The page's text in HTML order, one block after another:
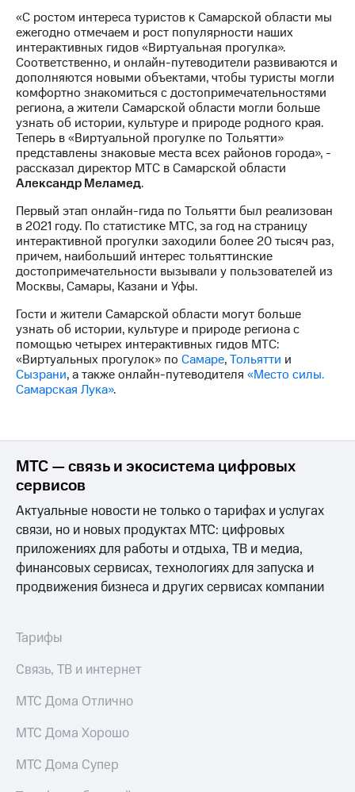
Описание
Программа
приобретения
Порядок
выкупа
акций
Дивиденды
Рынок
облигаций
Описание
Еврооблигации-2023
о
погашении
именных
облигаций
Другое
Реквизиты
Контакты
развитие
деловая этика
На главную
«С ростом интереса туристов к Самарской области мы
ежегодно отмечаем и рост популярности наших
интерактивных гидов «Виртуальная прогулка».
Соответственно, и онлайн-путеводители развиваются и
дополняются новыми объектами, чтобы туристы могли
комфортно знакомиться с достопримечательностями
региона, а жители Самарской области могли больше
узнать об истории, культуре и природе родного края.
Теперь в «Виртуальной прогулке по Тольятти»
представлены знаковые места всех районов города», -
рассказал директор МТС в Самарской области
Александр Меламед.
Первый этап онлайн-гида по Тольятти был реализован
в 2021 году. По статистике МТС, за год на страницу
интерактивной прогулки заходили более 20 тысяч раз,
причем, наибольший интерес тольяттинские
достопримечательности вызывали у пользователей из
Москвы, Самары, Казани и Уфы.
Гости и жители Самарской области могут больше
узнать об истории, культуре и природе региона с
помощью четырех интерактивных гидов МТС:
«Виртуальных прогулок» по Самаре,Тольятти и
Сызрани, а также онлайн-путеводителя «Место силы.
Самарская Лука».
МТС — связь и экосистема цифровых
сервисов
Актуальные новости не только о тарифах и услугах
связи, но и новых продуктах МТС: цифровых
приложениях для работы и отдыха, ТВ и медиа,
финансовых сервисах, технологиях для запуска и
продвижения бизнеса и других сервисах компании
Тарифы
Связь, ТВ и интернет
МТС Дома Отлично
МТС Дома Хорошо
МТС Дома Супер